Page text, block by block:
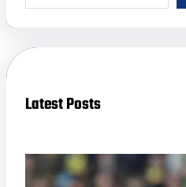
a
h
Latest Posts